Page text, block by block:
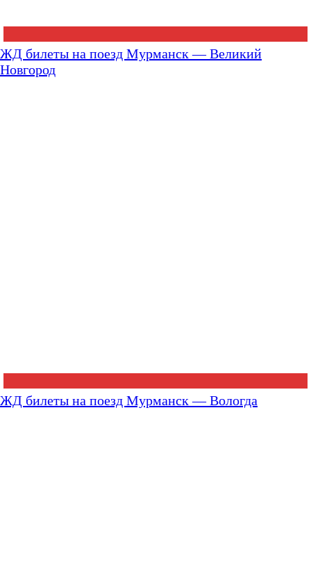
ЖД билеты на поезд Мурманск — Великий
Новгород
ЖД билеты на поезд Мурманск — Вологда